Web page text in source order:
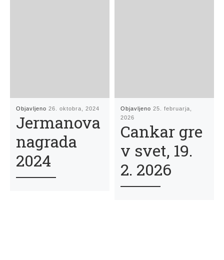
Objavljeno26. oktobra, 2024
Jermanova
nagrada
2024
Objavljeno25. februarja,
2026
Cankar gre
v svet, 19.
2. 2026